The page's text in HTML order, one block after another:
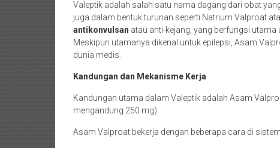
Valeptik adalah salah satu nama dagang dari obat
juga dalam bentuk turunan seperti Natrium Valproat
antikonvulsan atau anti-kejang, yang berfungsi
Meskipun utamanya dikenal untuk epilepsi, Asam
dunia medis.
Kandungan dan Mekanisme Kerja
Kandungan utama dalam Valeptik adalah Asam
mengandung 250 mg).
Asam Valproat bekerja dengan beberapa cara di